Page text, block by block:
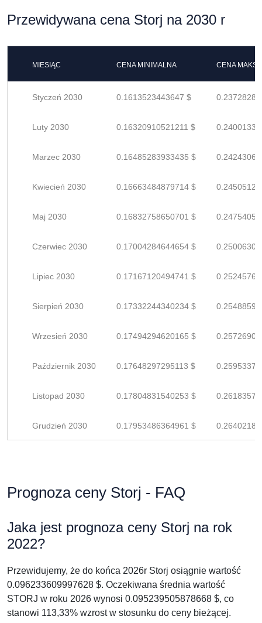
Przewidywana cena Storj na 2030 r
MIESIĄC CENA MINIMALNA CENA
Styczeń 2030 0.1613523443647 $
Luty 2030 0.16320910521211 $
Marzec 2030 0.16485283933435 $
Kwiecień 2030 0.16663484879714 $
Maj 2030 0.16832758650701 $
Czerwiec 2030 0.17004284644654 $
Lipiec 2030 0.17167120494741 $
Sierpień 2030 0.17332244340234 $
Wrzesień 2030 0.17494294620165 $
Październik 2030 0.17648297295113 $
Listopad 2030 0.17804831540253 $
Grudzień 2030 0.17953486364961 $
Prognoza ceny Storj - FAQ
Jaka jest prognoza ceny Storj na rok
2022?
Przewidujemy, że do końca 2026r Storj osiągnie wartość
0.096233609997628 $. Oczekiwana średnia wartość
STORJ w roku 2026 wynosi 0.095239505878668 $, co
stanowi 113,33% wzrost w stosunku do ceny bieżącej.